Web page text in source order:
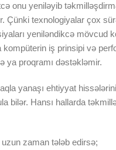
onu yeniləyib
Çünki texnologiyalar çox
yeniləndikcə mövcud
iş prinsipi və
ya proqramı dəstəkləmir.
yanaşı ehtiyyat
bilər. Hansı hallarda
zaman tələb edirsə;